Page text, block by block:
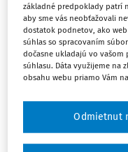
narodila v roku 1990 a
V septembri 2012
tvrdila, že istý T. M.ju
roku 2011. Takisto
pôvodne kontaktoval
a sľuboval jej, že jej
základné predpoklady patrí
aby sme vás neobťažovali
dostatok podnetov, ako
súhlas so spracovaním
dočasne ukladajú vo vašom
súhlasu. Dáta využijeme na
obsahu webu priamo Vám
Odmietnut